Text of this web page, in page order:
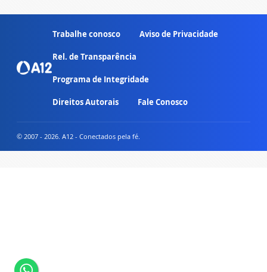
Trabalhe conosco Aviso de Privacidade
Rel. de Transparência
Programa de Integridade
Direitos Autorais Fale Conosco
© 2007 - 2026. A12 - Conectados pela fé.